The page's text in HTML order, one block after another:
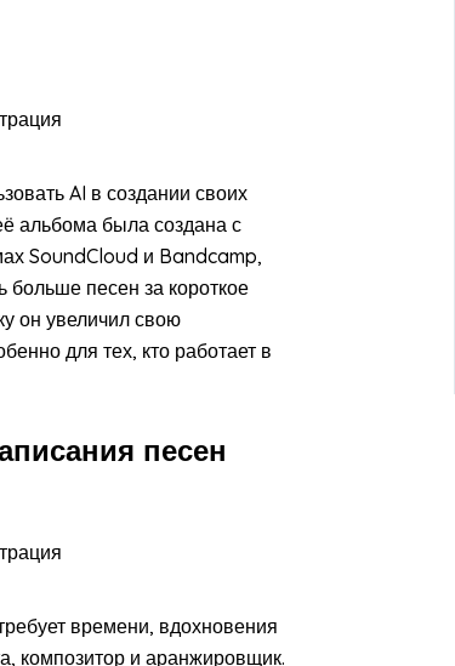
AI в создании своих
альбома была создана с
SoundCloud и Bandcamp,
песен за короткое
он увеличил свою
для тех, кто работает в
песен
времени, вдохновения
композитор и аранжировщик.